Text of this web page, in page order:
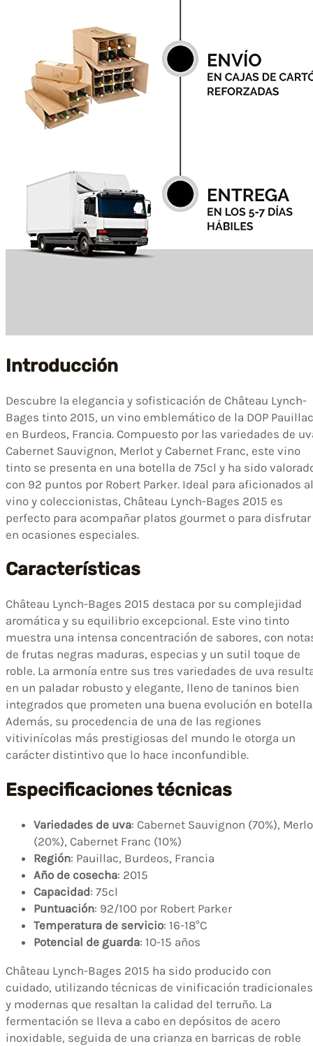
Introducción
Descubre la elegancia y sofisticación de Château Lynch-
Bages tinto 2015, un vino emblemático de la DOP Pauillac
en Burdeos, Francia. Compuesto por las variedades de
Cabernet Sauvignon, Merlot y Cabernet Franc, este vino
tinto se presenta en una botella de 75cl y ha sido
con 92 puntos por Robert Parker. Ideal para aficionados al
vino y coleccionistas, Château Lynch-Bages 2015 es
perfecto para acompañar platos gourmet o para disfrutar
en ocasiones especiales.
Características
Château Lynch-Bages 2015 destaca por su complejidad
aromática y su equilibrio excepcional. Este vino tinto
muestra una intensa concentración de sabores, con
de frutas negras maduras, especias y un sutil toque de
roble. La armonía entre sus tres variedades de uva
en un paladar robusto y elegante, lleno de taninos bien
integrados que prometen una buena evolución en
Además, su procedencia de una de las regiones
vitivinícolas más prestigiosas del mundo le otorga un
carácter distintivo que lo hace inconfundible.
Especificaciones técnicas
Variedades de uva: Cabernet Sauvignon (70%),
(20%), Cabernet Franc (10%)
Región: Pauillac, Burdeos, Francia
Año de cosecha: 2015
Capacidad: 75cl
Puntuación: 92/100 por Robert Parker
Temperatura de servicio: 16-18°C
Potencial de guarda: 10-15 años
Château Lynch-Bages 2015 ha sido producido con
cuidado, utilizando técnicas de vinificación tradicionales
y modernas que resaltan la calidad del terruño. La
fermentación se lleva a cabo en depósitos de acero
inoxidable, seguida de una crianza en barricas de roble